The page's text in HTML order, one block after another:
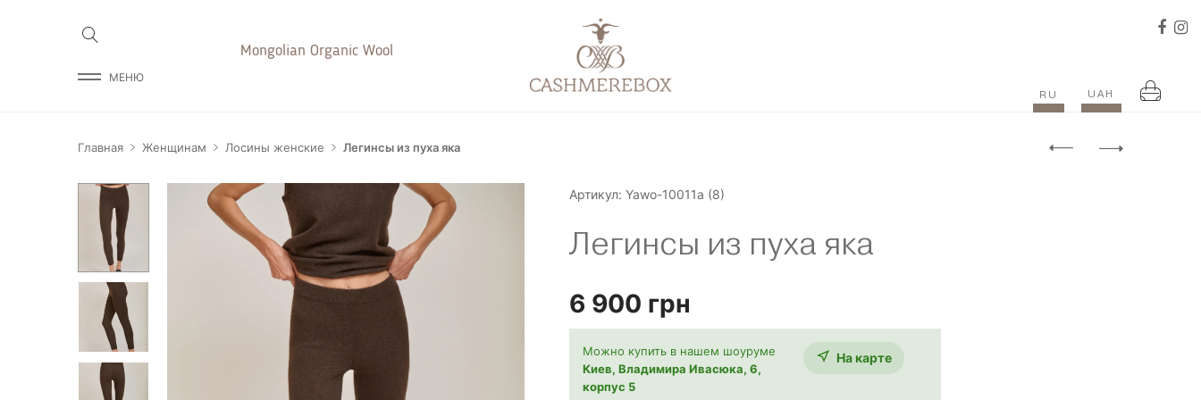
МЕНЮ
Mongolian Organic Wool
RU UAH
Главная Женщинам Лосины женские Легинсы из пуха яка
Артикул: Yawo-10011a (8)
Легинсы из пуха яка
6 900 грн
Можнo купить в нашем шоуруме
Киев, Владимира Ивасюка, 6,
корпус 5
На карте